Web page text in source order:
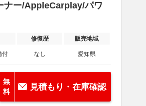
ナー/AppleCarplay/パワ
修復歴 販売地域
付 なし 愛知県
無
料
見積もり・在庫確認